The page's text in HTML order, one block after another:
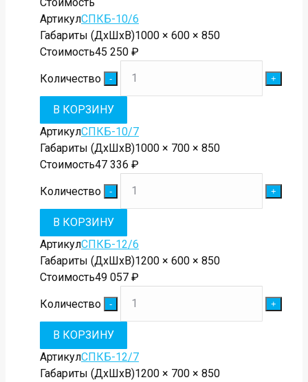
АртикулСПКБ-10/6
Габариты (ДхШхВ)1000 × 600 × 850
Стоимость45 250 ₽
Количество
В КОРЗИНУ
АртикулСПКБ-10/7
Габариты (ДхШхВ)1000 × 700 × 850
Стоимость47 336 ₽
Количество
В КОРЗИНУ
АртикулСПКБ-12/6
Габариты (ДхШхВ)1200 × 600 × 850
Стоимость49 057 ₽
Количество
В КОРЗИНУ
АртикулСПКБ-12/7
Габариты (ДхШхВ)1200 × 700 × 850